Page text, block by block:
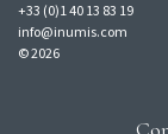
+33 (0)1 40 13 83 19
info@inumis.com
© 2026